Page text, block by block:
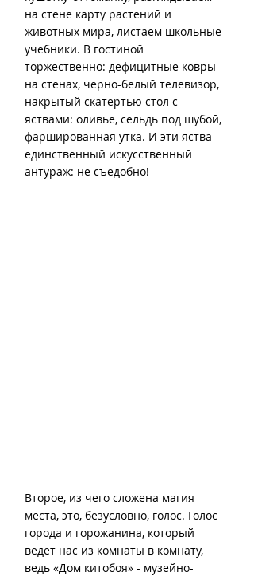
на стене карту растений и
животных мира, листаем школьные
учебники. В гостиной
торжественно: дефицитные ковры
на стенах, черно-белый телевизор,
накрытый скатертью стол с
яствами: оливье, сельдь под шубой,
фаршированная утка. И эти яства –
единственный искусственный
антураж: не съедобно!
Второе, из чего сложена магия
места, это, безусловно, голос. Голос
города и горожанина, который
ведет нас из комнаты в комнату,
ведь «Дом китобоя» - музейно-